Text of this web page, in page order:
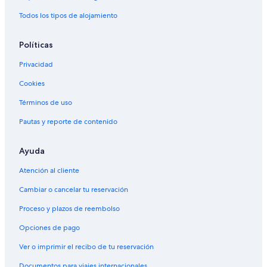
o
-
l
I
c
u
s
e
d
o
o
t
l
o
t
l
c
i
d
L
z
r
l
H
t
l
g
u
l
d
l
u
y
l
m
r
n
a
p
r
&
o
t
B
u
i
q
u
e
Todos los tipos de alojamiento
Políticas
Privacidad
Cookies
Términos de uso
Pautas y reporte de contenido
Ayuda
Atención al cliente
Cambiar o cancelar tu reservación
Proceso y plazos de reembolso
Opciones de pago
Ver o imprimir el recibo de tu reservación